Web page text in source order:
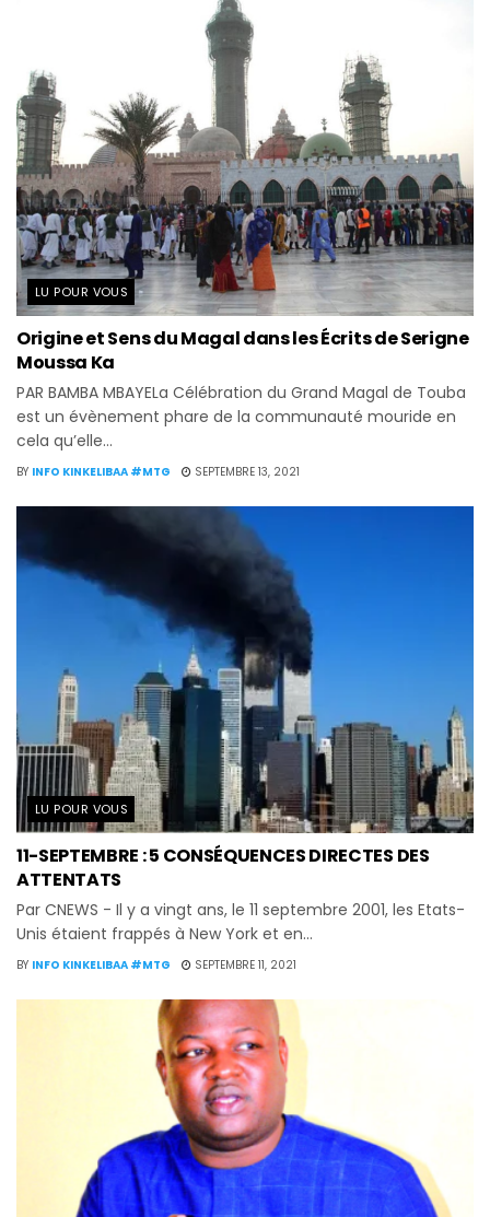
LU POUR VOUS
Origine et Sens du Magal dans les Écrits de Serigne
Moussa Ka
PAR BAMBA MBAYELa Célébration du Grand Magal de Touba
est un évènement phare de la communauté mouride en
cela qu’elle...
BY INFO KINKELIBAA #MTG SEPTEMBRE 13, 2021
LU POUR VOUS
11-SEPTEMBRE : 5 CONSÉQUENCES DIRECTES DES
ATTENTATS
Par CNEWS - Il y a vingt ans, le 11 septembre 2001, les Etats-
Unis étaient frappés à New York et en...
BY INFO KINKELIBAA #MTG SEPTEMBRE 11, 2021